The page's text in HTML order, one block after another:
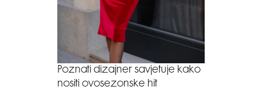
Poznati dizajner savjetuje kako
nositi ovosezonske hit